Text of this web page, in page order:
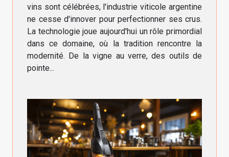
vins sont célébrées, l'industrie viticole argentine
ne cesse d'innover pour perfectionner ses crus.
La technologie joue aujourd'hui un rôle primordial
dans ce domaine, où la tradition rencontre la
modernité. De la vigne au verre, des outils de
pointe...